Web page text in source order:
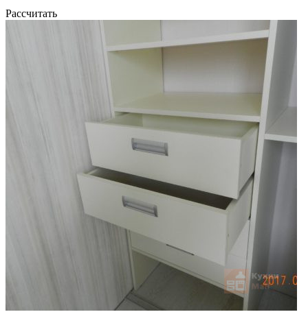
Рассчитать